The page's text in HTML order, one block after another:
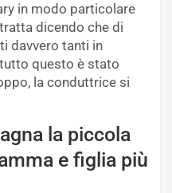
in modo particolare
dicendo che di
davvero tanti in
tutto questo è stato
la conduttrice si
la piccola
e figlia più